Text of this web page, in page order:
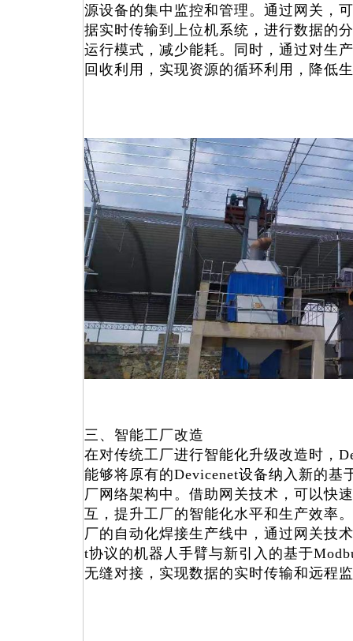
源设备的集中监控和管理。通过网关，
据实时传输到上位机系统，进行数据的
运行模式，减少能耗。同时，通过对生
回收利用，实现资源的循环利用，降低
三、智能工厂改造
在对传统工厂进行智能化升级改造时，
能够将原有的Devicenet设备纳入新的基
厂网络架构中。借助网关技术，可以快
互，提升工厂的智能化水平和生产效率
厂的自动化焊接生产线中，通过网关技
t协议的机器人手臂与新引入的基于
无缝对接，实现数据的实时传输和远程